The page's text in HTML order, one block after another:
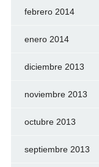
febrero 2014
enero 2014
diciembre 2013
noviembre 2013
octubre 2013
septiembre 2013